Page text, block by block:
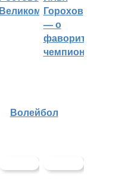
Великом Горохов
— о
фаворитах
чемпионата
Волейбол